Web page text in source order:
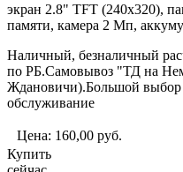
экран 2.8" TFT (240x320),
памяти, камера 2 Мп,
Наличный, безналичный
по РБ.Самовывоз "ТД на
Ждановичи).Большой выбор
обслуживание
Цена: 160,00 руб.
Купить